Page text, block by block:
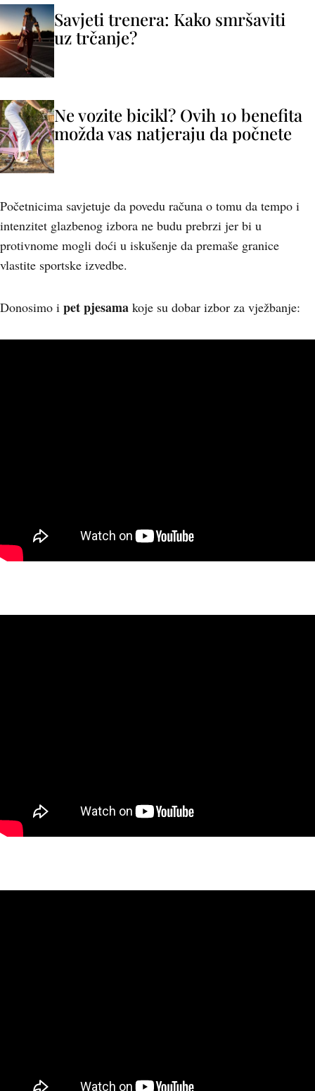
Savjeti trenera: Kako smršaviti
uz trčanje?
Ne vozite bicikl? Ovih 10 benefita
možda vas natjeraju da počnete
Početnicima savjetuje da povedu računa o tomu da tempo i
intenzitet glazbenog izbora ne budu prebrzi jer bi u
protivnome mogli doći u iskušenje da premaše granice
vlastite sportske izvedbe.
Donosimo i pet pjesama koje su dobar izbor za vježbanje: